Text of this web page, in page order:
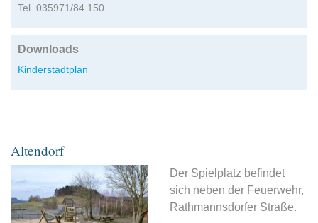
Tel. 035971/84 150
Downloads
Kinderstadtplan
Altendorf
Der Spielplatz befindet
sich neben der Feuerwehr,
Rathmannsdorfer Straße.